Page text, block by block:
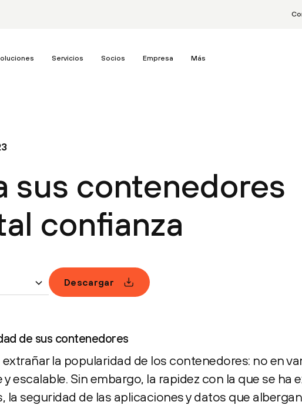
Servicios Socios Empresa Más
sus contenedores
confianza
Descargar
de sus contenedores
la popularidad de los contenedores: no en
escalable. Sin embargo, la rapidez con la que se ha
la seguridad de las aplicaciones y datos que